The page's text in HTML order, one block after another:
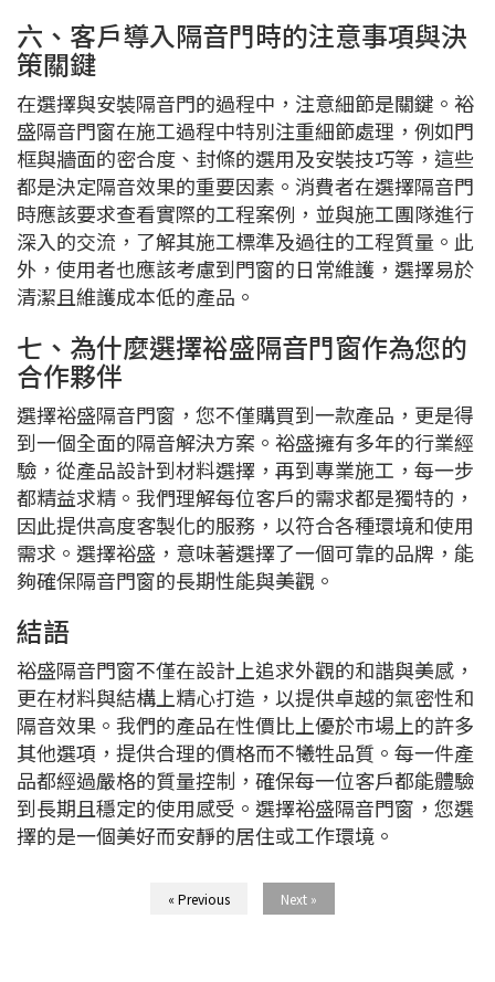
六、客戶導入隔音門時的注意事項與決
策關鍵
在選擇與安裝隔音門的過程中，注意細節是關鍵。裕
盛隔音門窗在施工過程中特別注重細節處理，例如門
框與牆面的密合度、封條的選用及安裝技巧等，這些
都是決定隔音效果的重要因素。消費者在選擇隔音門
時應該要求查看實際的工程案例，並與施工團隊進行
深入的交流，了解其施工標準及過往的工程質量。此
外，使用者也應該考慮到門窗的日常維護，選擇易於
清潔且維護成本低的產品。
七、為什麼選擇裕盛隔音門窗作為您的
合作夥伴
選擇裕盛隔音門窗，您不僅購買到一款產品，更是得
到一個全面的隔音解決方案。裕盛擁有多年的行業經
驗，從產品設計到材料選擇，再到專業施工，每一步
都精益求精。我們理解每位客戶的需求都是獨特的，
因此提供高度客製化的服務，以符合各種環境和使用
需求。選擇裕盛，意味著選擇了一個可靠的品牌，能
夠確保隔音門窗的長期性能與美觀。
結語
裕盛隔音門窗不僅在設計上追求外觀的和諧與美感，
更在材料與結構上精心打造，以提供卓越的氣密性和
隔音效果。我們的產品在性價比上優於市場上的許多
其他選項，提供合理的價格而不犧牲品質。每一件產
品都經過嚴格的質量控制，確保每一位客戶都能體驗
到長期且穩定的使用感受。選擇裕盛隔音門窗，您選
擇的是一個美好而安靜的居住或工作環境。
« Previous Next »